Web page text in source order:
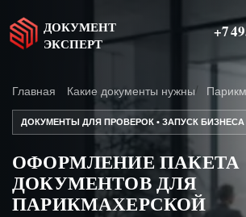
ДОКУМЕНТ
ЭКСПЕРТ
+7
Главная Какие документы нужны
ДОКУМЕНТЫ ДЛЯ ПРОВЕРОК • ЗАПУСК БИЗНЕСА
ОФОРМЛЕНИЕ ПАКЕТА
ДОКУМЕНТОВ ДЛЯ
ПАРИКМАХЕРСКОЙ